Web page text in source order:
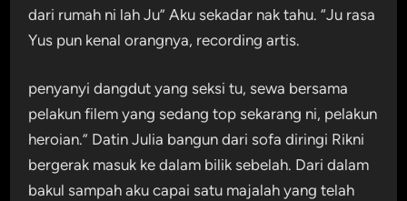
dari rumah ni lah Ju” Aku sekadar nak tahu. “Ju rasa
Yus pun kenal orangnya, recording artis.
penyanyi dangdut yang seksi tu, sewa bersama
pelakun filem yang sedang top sekarang ni, pelakun
heroian.” Datin Julia bangun dari sofa diringi Rikni
bergerak masuk ke dalam bilik sebelah. Dari dalam
bakul sampah aku capai satu majalah yang telah